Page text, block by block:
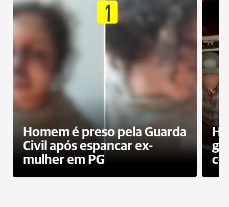
1
Homem é preso pela Guarda
Civil após espancar ex-
mulher em PG